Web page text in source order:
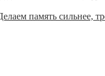
память сильнее,